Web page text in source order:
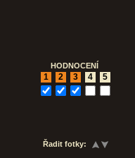
HODNOCENÍ
1 2 3 4 5
Řadit fotky: